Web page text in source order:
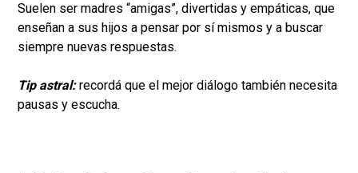
Suelen ser madres “amigas”, divertidas y empáticas, que
enseñan a sus hijos a pensar por sí mismos y a buscar
siempre nuevas respuestas.
Tip astral:recordá que el mejor diálogo también necesita
pausas y escucha.